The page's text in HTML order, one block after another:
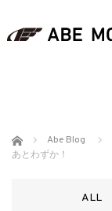
ホーム Abe Blog
あとわずか！
ALL